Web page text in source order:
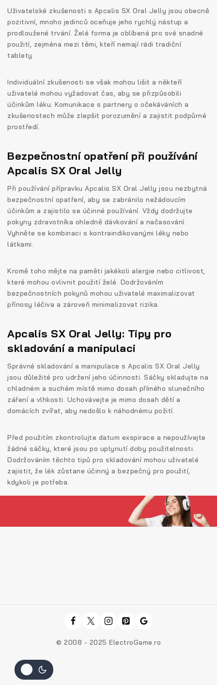
Uživatelské zkušenosti s Apcalis SX Oral Jelly jsou obecně
pozitivní, mnoho jedinců oceňuje jeho rychlý nástup a
prodloužené trvání. Želé forma je oblíbená pro své snadné
použití, zejména mezi těmi, kteří nemají rádi tradiční
tablety.
Individuální zkušenosti se však mohou lišit a někteří
uživatelé mohou vyžadovat čas, aby se přizpůsobili
účinkům léku. Komunikace s partnery o očekáváních a
zkušenostech může zlepšit porozumění a zajistit podpůrné
prostředí.
Bezpečnostní opatření při používání
Apcalis SX Oral Jelly
Při používání přípravku Apcalis SX Oral Jelly jsou nezbytná
bezpečnostní opatření, aby se zabránilo nežádoucím
účinkům a zajistilo se účinné používání. Vždy dodržujte
pokyny zdravotníka ohledně dávkování a načasování.
Vyhněte se kombinaci s kontraindikovanými léky nebo
látkami.
Kromě toho mějte na paměti jakékoli alergie nebo citlivost,
které mohou ovlivnit použití želé. Dodržováním
bezpečnostních pokynů mohou uživatelé maximalizovat
přínosy léčiva a zároveň minimalizovat rizika.
Apcalis SX Oral Jelly: Tipy pro
skladování a manipulaci
Správné skladování a manipulace s Apcalis SX Oral Jelly
jsou důležité pro udržení jeho účinnosti. Sáčky skladujte na
chladném a suchém místě mimo dosah přímého slunečního
záření a vlhkosti. Uchovávejte je mimo dosah dětí a
domácích zvířat, aby nedošlo k náhodnému požití.
Před použitím zkontrolujte datum exspirace a nepoužívejte
žádné sáčky, které jsou po uplynutí doby použitelnosti.
Dodržováním těchto tipů pro skladování mohou uživatelé
zajistit, že lék zůstane účinný a bezpečný pro použití,
kdykoli je potřeba.
© 2008 - 2025 ElectroGame.ro